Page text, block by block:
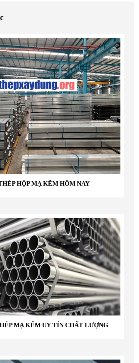
HỘP MẠ KẼM HÔM NAY
MẠ KẼM UY TÍN CHẤT LƯỢNG